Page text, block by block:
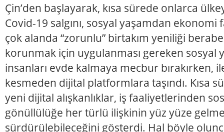
Çin’den başlayarak, kısa sürede onlarca
Covid-19 salgını, sosyal yaşamdan
çok alanda “zorunlu” birtakım yeniliği
korunmak için uygulanması gereken sosyal
insanları evde kalmaya mecbur bırakırken,
kesmeden dijital platformlara taşındı. Kısa
yeni dijital alışkanlıklar, iş faaliyetlerinden
gönüllülüğe her türlü ilişkinin yüz yüze
sürdürülebileceğini gösterdi. Hal böyle